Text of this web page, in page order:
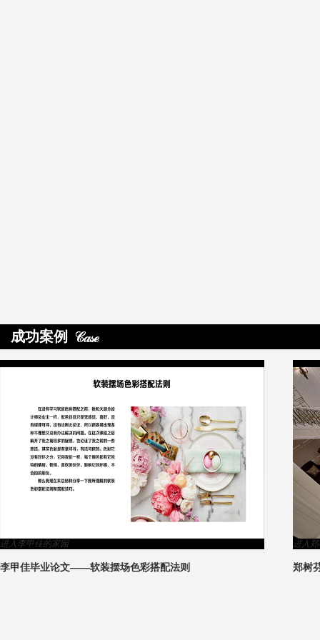
成功案例
进入李甲佳的家园
李甲佳毕业论文——软装摆场色彩搭配法则
进入
郑树
>